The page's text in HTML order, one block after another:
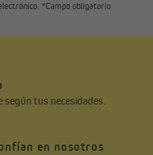
*Campo obligatorio
tus necesidades.
en nosotros